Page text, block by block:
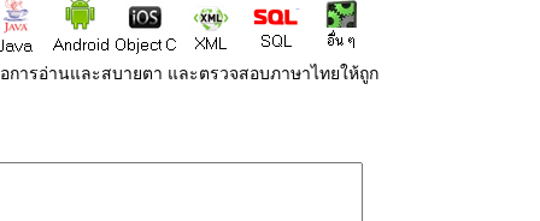
การอ่านและสบายตา และตรวจสอบภาษาไทยให้ถูก